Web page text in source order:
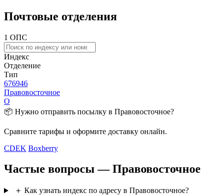
Почтовые отделения
1 ОПС
Индекс
Отделение
Тип
676946
Правовосточное
О
📦 Нужно отправить посылку в Правовосточное?
Сравните тарифы и оформите доставку онлайн.
CDEK Boxberry
Частые вопросы — Правовосточное
＋ Как узнать индекс по адресу в Правовосточное?